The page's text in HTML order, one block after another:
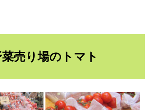
売り場のトマト